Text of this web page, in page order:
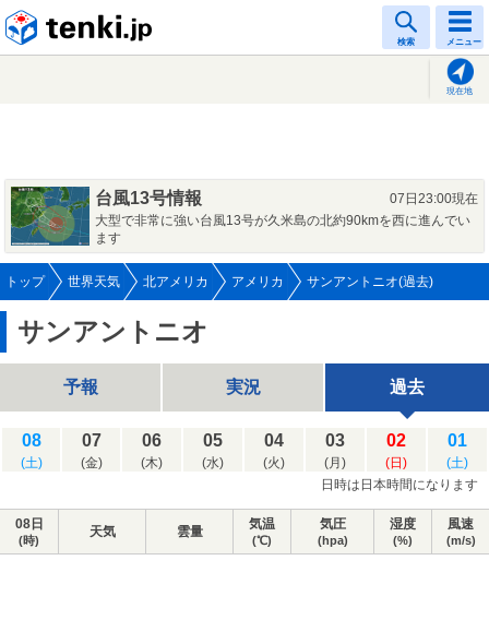
検索 メニュー
現在地
台風13号情報
07日23:00現在
大型で非常に強い台風13号が久米島の北約90kmを西に進んでい
ます
トップ 世界天気 北アメリカ アメリカ サンアントニオ(過去)
サンアントニオ
予報 実況 過去
08
(土)
07
(金)
06
(木)
05
(水)
04
(火)
03
(月)
02
(日)
01
(土)
日時は日本時間になります
08日
(時)
天気 雲量 気温
(℃)
気圧
(hpa)
湿度
(%)
風速
(m/s)